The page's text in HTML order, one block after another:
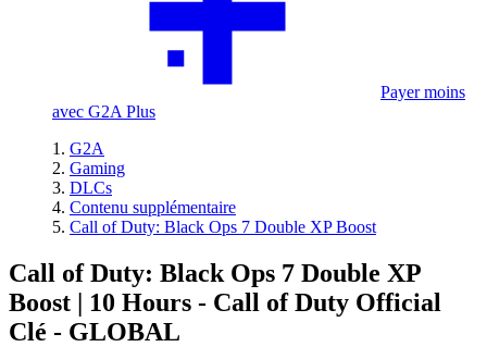
Payer moins
avec G2A Plus
G2A
Gaming
DLCs
Contenu supplémentaire
Call of Duty: Black Ops 7 Double XP Boost
Call of Duty: Black Ops 7 Double XP
Boost | 10 Hours - Call of Duty Official
Clé - GLOBAL